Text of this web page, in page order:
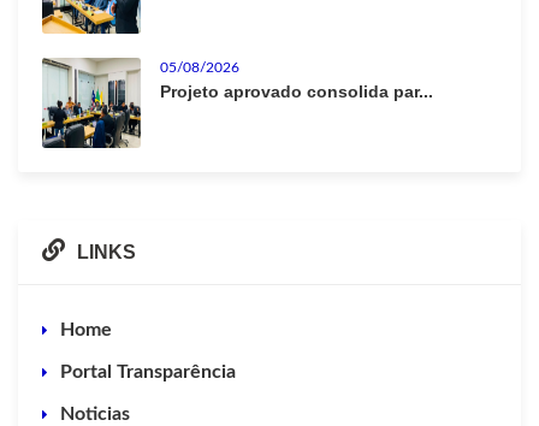
05/08/2026
Projeto aprovado consolida par...
LINKS
Home
Portal Transparência
Noticias